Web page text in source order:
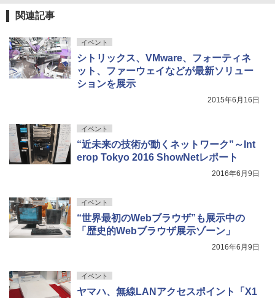
関連記事
イベント
シトリックス、VMware、フォーティネ
ット、ファーウェイなどが最新ソリュー
ションを展示
2015年6月16日
イベント
“近未来の技術が動くネットワーク”～Int
erop Tokyo 2016 ShowNetレポート
2016年6月9日
イベント
“世界最初のWebブラウザ”も展示中の
「歴史的Webブラウザ展示ゾーン」
2016年6月9日
イベント
ヤマハ、無線LANアクセスポイント「X1